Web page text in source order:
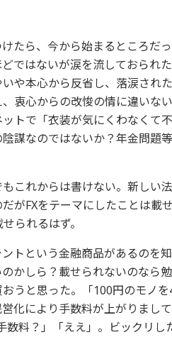
たら、今から始まるところだ
ではないが涙を流しておられ
や本心から反省し、落涙され
衷心からの改悛の情に違いな
トで「衣装が気にくわなくて
謀なのではないか？年金問題
これからは書けない。新しい
がFXをテーマにしたことは載
られるはず。
トという金融商品があるのを
かしら？載せられないのなら
うと思った。「100円のモノ
化により手数料が上がりまし
料？」「ええ」。ビックリし